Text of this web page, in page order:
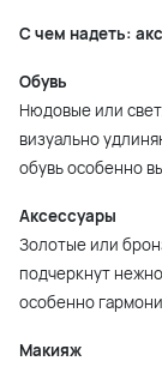
С чем надеть:
Обувь
Нюдовые или
визуально
обувь особенно
Аксессуары
Золотые или
подчеркнут
особенно
Макияж